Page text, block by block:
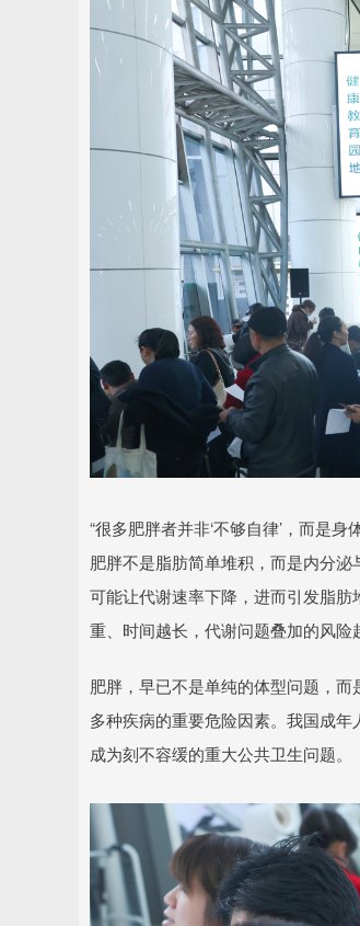
“很多肥胖者并非‘不够自律’，而是
肥胖不是脂肪简单堆积，而是内分
可能让代谢速率下降，进而引发脂
重、时间越长，代谢问题叠加的风险
肥胖，早已不是单纯的体型问题，
多种疾病的重要危险因素。我国成
成为刻不容缓的重大公共卫生问题。